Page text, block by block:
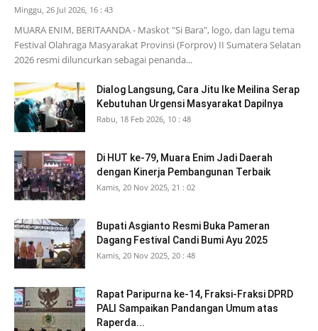
Minggu, 26 Jul 2026, 16 : 43
MUARA ENIM, BERITAANDA - Maskot "Si Bara", logo, dan lagu tema
Festival Olahraga Masyarakat Provinsi (Forprov) II Sumatera Selatan
2026 resmi diluncurkan sebagai penanda...
Dialog Langsung, Cara Jitu Ike Meilina Serap
Kebutuhan Urgensi Masyarakat Dapilnya
Rabu, 18 Feb 2026, 10 : 48
Di HUT ke-79, Muara Enim Jadi Daerah
dengan Kinerja Pembangunan Terbaik
Kamis, 20 Nov 2025, 21 : 02
Bupati Asgianto Resmi Buka Pameran
Dagang Festival Candi Bumi Ayu 2025
Kamis, 20 Nov 2025, 20 : 48
Rapat Paripurna ke-14, Fraksi-Fraksi DPRD
PALI Sampaikan Pandangan Umum atas
Raperda...